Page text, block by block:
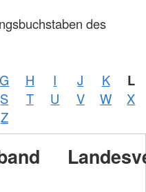
des
G H I J K L
S T U V W
X
Z